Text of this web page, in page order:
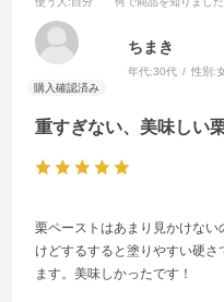
重すぎない、美味しい
ちまき
年代:30代 性別:
栗ペーストはあまり見かけな
けどするすると塗りやすい硬
ます。美味しかったです！